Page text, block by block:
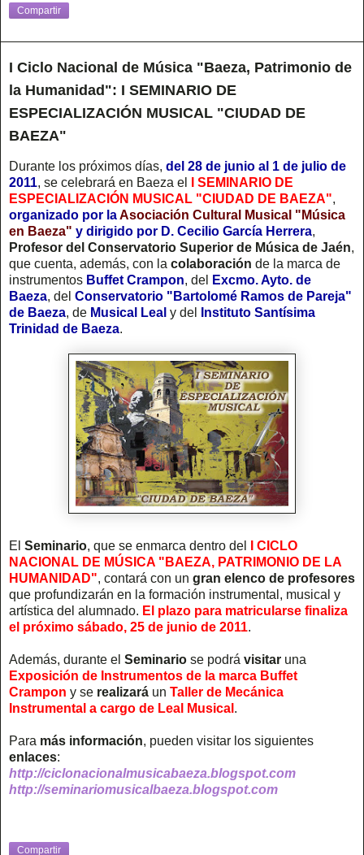
Compartir
I Ciclo Nacional de Música "Baeza, Patrimonio de
la Humanidad": I SEMINARIO DE
ESPECIALIZACIÓN MUSICAL "CIUDAD DE
BAEZA"
Durante los próximos días, del 28 de junio al 1 de julio de
2011, se celebrará en Baeza el
I SEMINARIO DE
ESPECIALIZACIÓN MUSICAL "CIUDAD DE BAEZA",
organizado por laAsociación Cultural Musical "Música
en Baeza" y dirigido por D. Cecilio García Herrera,
Profesor del Conservatorio Superior de Música de Jaén,
que cuenta, además, con la colaboración de la marca de
instrumentos Buffet Crampon, del
Excmo. Ayto. de
Baeza, del Conservatorio "Bartolomé Ramos de Pareja"
de Baeza, de Musical Leal y del
Instituto Santísima
Trinidad de Baeza.
El Seminario, que se enmarca dentro del
I CICLO
NACIONAL DE MÚSICA "BAEZA, PATRIMONIO DE LA
HUMANIDAD", contará con un gran elenco de profesores
que profundizarán en la formación instrumental, musical y
artística del alumnado. El plazo para matricularse finaliza
el próximo sábado, 25 de junio de 2011.
Además, durante el Seminario se podrá visitar una
Exposición de Instrumentos de la marca Buffet
Crampon y se realizará un Taller de Mecánica
Instrumental a cargo de Leal Musical .
Para más información, pueden visitar los siguientes
enlaces:
http://ciclonacionalmusicabaeza.blogspot.com
http://seminariomusicalbaeza.blogspot.com
Compartir